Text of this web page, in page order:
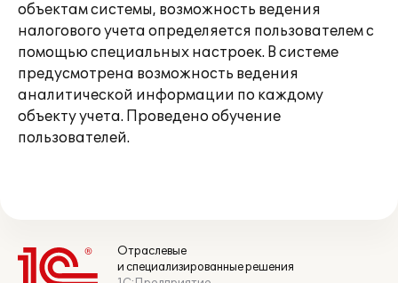
объектам системы, возможность ведения
налогового учета определяется пользователем с
помощью специальных настроек. В системе
предусмотрена возможность ведения
аналитической информации по каждому
объекту учета. Проведено обучение
пользователей.
Отраслевые
и специализированные решения